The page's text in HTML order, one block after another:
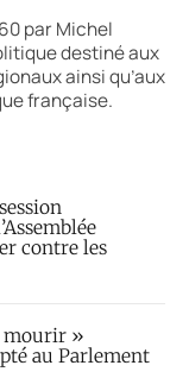
par Michel
destiné aux
ainsi qu’aux
française.
contre les
mourir »
au Parlement